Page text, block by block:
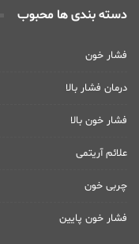
دسته بندی ها محبوب
فشار خون
درمان فشار بالا
فشار خون بالا
علائم آریتمی
چربی خون
فشار خون پایین